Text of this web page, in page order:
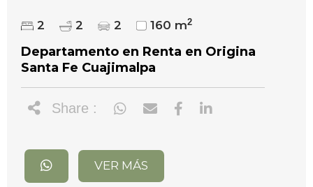
2 2 2 160 m2
Departamento en Renta en Origina
Santa Fe Cuajimalpa
Share :
VER MÁS